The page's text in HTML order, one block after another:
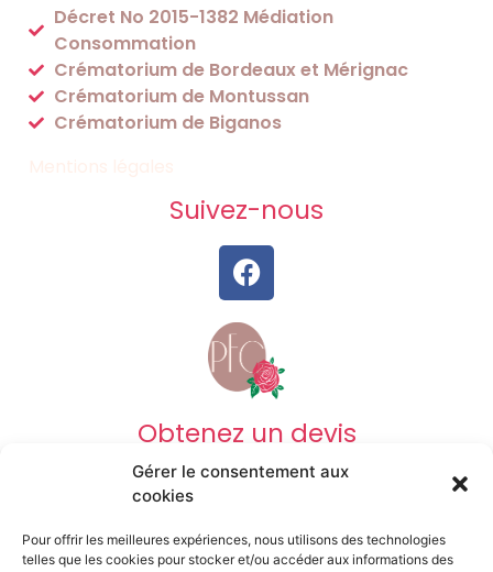
Gérer le consentement aux
cookies
Pour offrir les meilleures expériences, nous utilisons des technologies
telles que les cookies pour stocker et/ou accéder aux informations des
Décret No 2015-1382 Médiation
Consommation
Crématorium de Bordeaux et Mérignac
Crématorium de Montussan
Crématorium de Biganos
Suivez-nous
Obtenez un devis
DEVIS OBSÈQUES
DEVIS PRÉVOYANCE